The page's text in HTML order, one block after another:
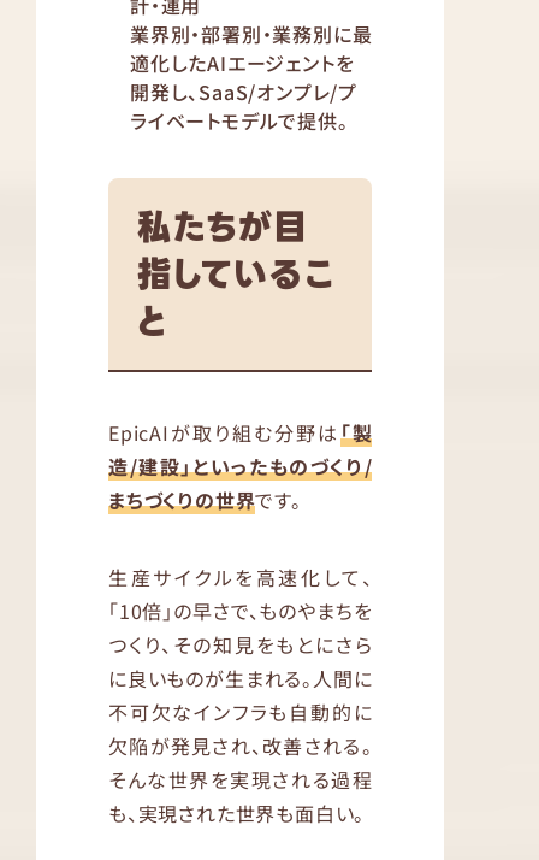
業界別・部署別・業務別に最
適化したAIエージェントを
開発し、SaaS/オンプレ/プ
ライベートモデルで提供。
私たちが目
指しているこ
と
EpicAIが取り組む分野は「製
造/建設」といったものづくり/
まちづくりの世界です。
生産サイクルを高速化して、
「10倍」の早さで、ものやまちを
つくり、その知見をもとにさら
に良いものが生まれる。人間に
不可欠なインフラも自動的に
欠陥が発見され、改善される。
そんな世界を実現される過程
も、実現された世界も面白い。